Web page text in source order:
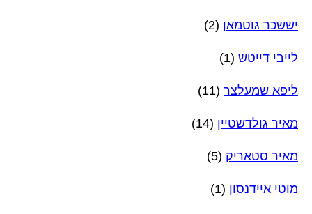
יששכר גוטמאן (2)
לייבי דייטש (1)
ליפא שמעלצר (11)
מאיר גולדשטיין (14)
מאיר סטאריק (5)
מוטי איידנסון (1)